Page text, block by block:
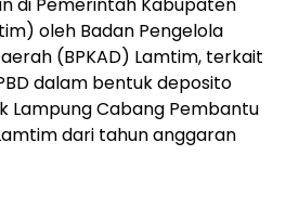
oleh Badan Pengelola
(BPKAD) Lamtim, terkait
dalam bentuk deposito
Lampung Cabang Pembantu
dari tahun anggaran